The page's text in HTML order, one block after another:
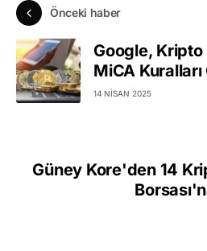
Önceki haber
Google, Kripto
MiCA
14 NISAN 2025
Güney Kore'den 14